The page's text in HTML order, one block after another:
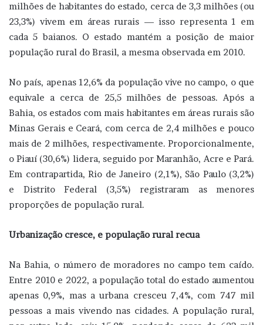
milhões de habitantes do estado, cerca de 3,3 milhões (ou
23,3%) vivem em áreas rurais — isso representa 1 em
cada 5 baianos. O estado mantém a posição de maior
população rural do Brasil, a mesma observada em 2010.
No país, apenas 12,6% da população vive no campo, o que
equivale a cerca de 25,5 milhões de pessoas. Após a
Bahia, os estados com mais habitantes em áreas rurais são
Minas Gerais e Ceará, com cerca de 2,4 milhões e pouco
mais de 2 milhões, respectivamente. Proporcionalmente,
o Piauí (30,6%) lidera, seguido por Maranhão, Acre e Pará.
Em contrapartida, Rio de Janeiro (2,1%), São Paulo (3,2%)
e Distrito Federal (3,5%) registraram as menores
proporções de população rural.
Urbanização cresce, e população rural recua
Na Bahia, o número de moradores no campo tem caído.
Entre 2010 e 2022, a população total do estado aumentou
apenas 0,9%, mas a urbana cresceu 7,4%, com 747 mil
pessoas a mais vivendo nas cidades. A população rural,